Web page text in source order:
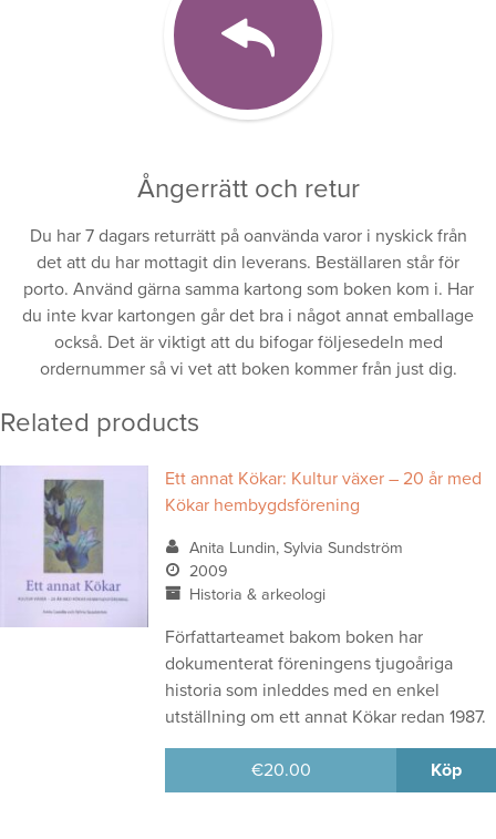
Ångerrätt och retur
Du har 7 dagars returrätt på oanvända varor i nyskick från
det att du har mottagit din leverans. Beställaren står för
porto. Använd gärna samma kartong som boken kom i. Har
du inte kvar kartongen går det bra i något annat emballage
också. Det är viktigt att du bifogar följesedeln med
ordernummer så vi vet att boken kommer från just dig.
Related products
Ett annat Kökar: Kultur växer – 20 år med
Kökar hembygdsförening
Anita Lundin, Sylvia Sundström
2009
Historia & arkeologi
Författarteamet bakom boken har
dokumenterat föreningens tjugoåriga
historia som inleddes med en enkel
utställning om ett annat Kökar redan 1987.
€20.00 Köp